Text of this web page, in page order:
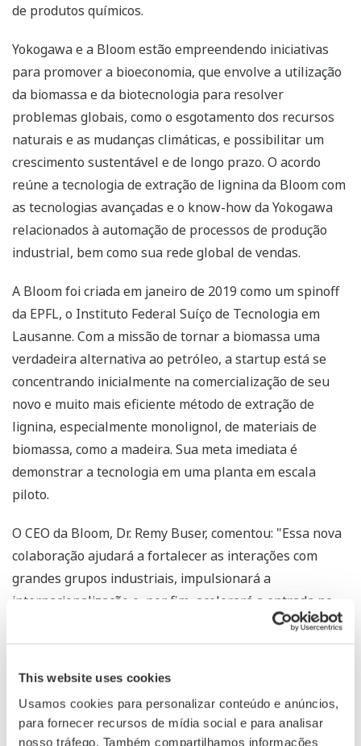
This website uses cookies
Usamos cookies para personalizar conteúdo e anúncios,
para fornecer recursos de mídia social e para analisar
nosso tráfego. Também compartilhamos informações
de produtos químicos.
Yokogawa e a Bloom estão empreendendo iniciativas
para promover a bioeconomia, que envolve a utilização
da biomassa e da biotecnologia para resolver
problemas globais, como o esgotamento dos recursos
naturais e as mudanças climáticas, e possibilitar um
crescimento sustentável e de longo prazo. O acordo
reúne a tecnologia de extração de lignina da Bloom com
as tecnologias avançadas e o know-how da Yokogawa
relacionados à automação de processos de produção
industrial, bem como sua rede global de vendas.
A Bloom foi criada em janeiro de 2019 como um spinoff
da EPFL, o Instituto Federal Suíço de Tecnologia em
Lausanne. Com a missão de tornar a biomassa uma
verdadeira alternativa ao petróleo, a startup está se
concentrando inicialmente na comercialização de seu
novo e muito mais eficiente método de extração de
lignina, especialmente monolignol, de materiais de
biomassa, como a madeira. Sua meta imediata é
demonstrar a tecnologia em uma planta em escala
piloto.
O CEO da Bloom, Dr. Remy Buser, comentou: "Essa nova
colaboração ajudará a fortalecer as interações com
grandes grupos industriais, impulsionará a
internacionalização e, por fim, acelerará a entrada no
mercado, fatores essenciais para combater as
mudanças climáticas e causar um impacto significativo".
Tsuyoshi Abe, vice-presidente sênior da Yokogawa e
chefe da sede de marketing, acrescentou: "A Yokogawa
tem como objetivo contribuir para os Objetivos de